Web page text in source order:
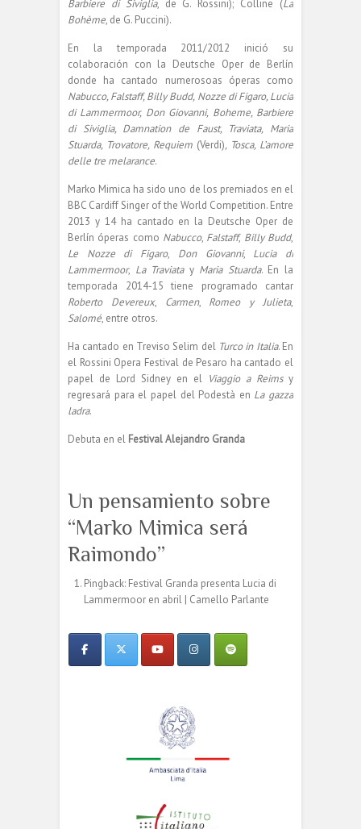
Barbiere di Siviglia, de G. Rossini); Colline (La
Bohème, de G. Puccini).
En la temporada 2011/2012 inició su
colaboración con la Deutsche Oper de Berlín
donde ha cantado numerosoas óperas como
Nabucco, Falstaff, Billy Budd, Nozze di Figaro, Lucia
di Lammermoor, Don Giovanni, Boheme, Barbiere
di Siviglia, Damnation de Faust, Traviata, Maria
Stuarda, Trovatore, Requiem (Verdi), Tosca, L’amore
delle tre melarance.
Marko Mimica ha sido uno de los premiados en el
BBC Cardiff Singer of the World Competition. Entre
2013 y 14 ha cantado en la Deutsche Oper de
Berlín óperas como Nabucco, Falstaff, Billy Budd,
Le Nozze di Figaro, Don Giovanni, Lucia di
Lammermoor, La Traviatay Maria Stuarda. En la
temporada 2014-15 tiene programado cantar
Roberto Devereux, Carmen, Romeo y Julieta,
Salomé, entre otros.
Ha cantado en Treviso Selim del Turco in Italia. En
el Rossini Opera Festival de Pesaro ha cantado el
papel de Lord Sidney en el Viaggio a Reimsy
regresará para el papel del Podestà en La gazza
ladra.
Debuta en el Festival Alejandro Granda
Un pensamiento sobre
“Marko Mimica será
Raimondo”
Pingback: Festival Granda presenta Lucia di
Lammermoor en abril | Camello Parlante